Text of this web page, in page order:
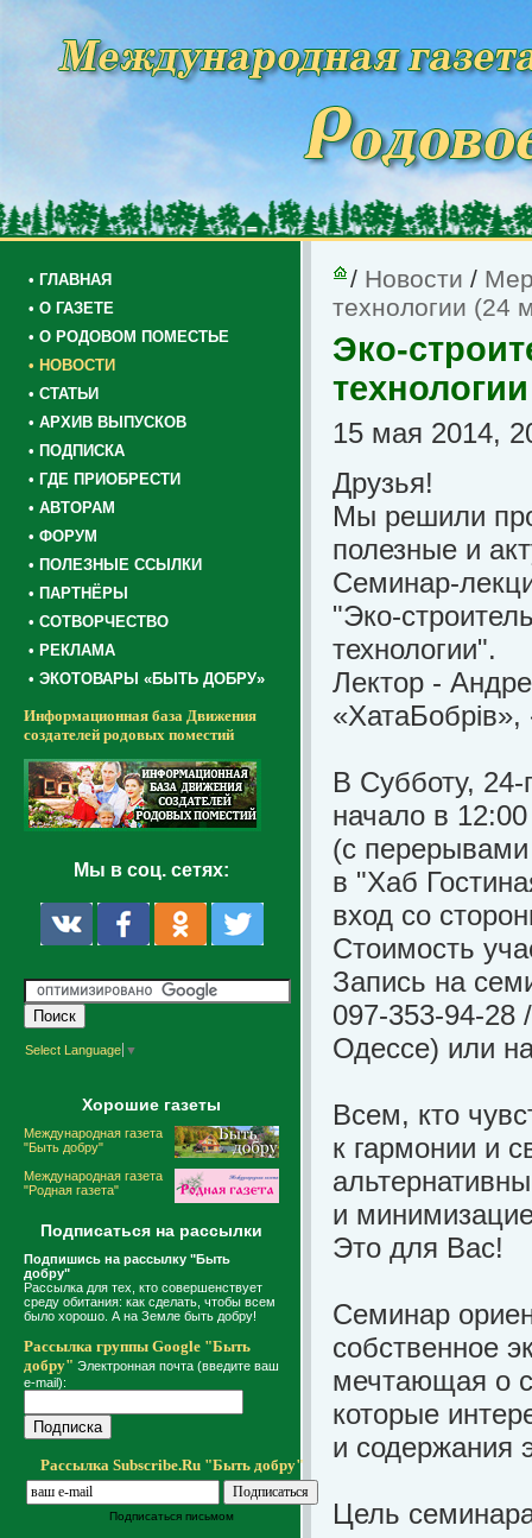
• ГЛАВНАЯ
• О ГАЗЕТЕ
• О РОДОВОМ ПОМЕСТЬЕ
• НОВОСТИ
• СТАТЬИ
• АРХИВ ВЫПУСКОВ
• ПОДПИСКА
• ГДЕ ПРИОБРЕСТИ
• АВТОРАМ
• ФОРУМ
• ПОЛЕЗНЫЕ ССЫЛКИ
• ПАРТНЁРЫ
• СОТВОРЧЕСТВО
• РЕКЛАМА
• ЭКОТОВАРЫ «БЫТЬ ДОБРУ»
Информационная база Движения
создателей родовых поместий
Мы в соц. сетях:
Select Language ▼
Хорошие газеты
Международная газета
"Быть добру"
Международная газета
"Родная газета"
Подписаться на рассылки
Подпишись на рассылку "Быть
добру"
Рассылка для тех, кто совершенствует
среду обитания: как сделать, чтобы всем
было хорошо. А на Земле быть добру!
Рассылка группы Google "Быть
добру" Электронная почта (введите ваш
e-mail):
Рассылка Subscribe.Ru "Быть добру"
Подписаться письмом
/ Новости /
технологии (24
Эко-
15 мая 2014,
Друзья!
Мы решили
полезные и
Семинар-
"Эко-
технологии".
Лектор -
В Субботу,
начало в
(с
в "Хаб
вход со
Стоимость
Запись на
097-353-94-28
Одессе) или
Всем, кто
к гармонии и
и
Это для Вас!
Семинар
собственное
мечтающая о
которые
и содержания
Цель